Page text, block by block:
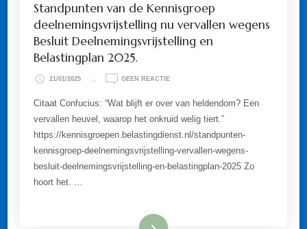
Standpunten van de Kennisgroep
deelnemingsvrijstelling nu vervallen wegens
Besluit Deelnemingsvrijstelling en
Belastingplan 2025.
21/01/2025 GEEN REACTIEOP
KENNISGROEP
NU
VERVALLEN
BESLUIT
Citaat Confucius: “Wat blijft er over van heldendom? Een
vervallen heuvel, waarop het onkruid welig tiert.”
https://kennisgroepen.belastingdienst.nl/standpunten-
kennisgroep-deelnemingsvrijstelling-vervallen-wegens-
besluit-deelnemingsvrijstelling-en-belastingplan-2025 Zo
hoort het. …
Lees meer